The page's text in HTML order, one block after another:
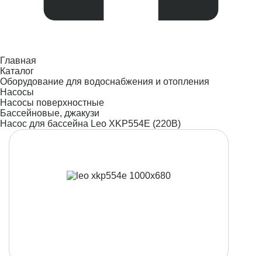
Главная
Каталог
Оборудование для водоснабжения и отопления
Насосы
Насосы поверхностные
Бассейновые, джакузи
Насос для бассейна Leo XKP554E (220В)